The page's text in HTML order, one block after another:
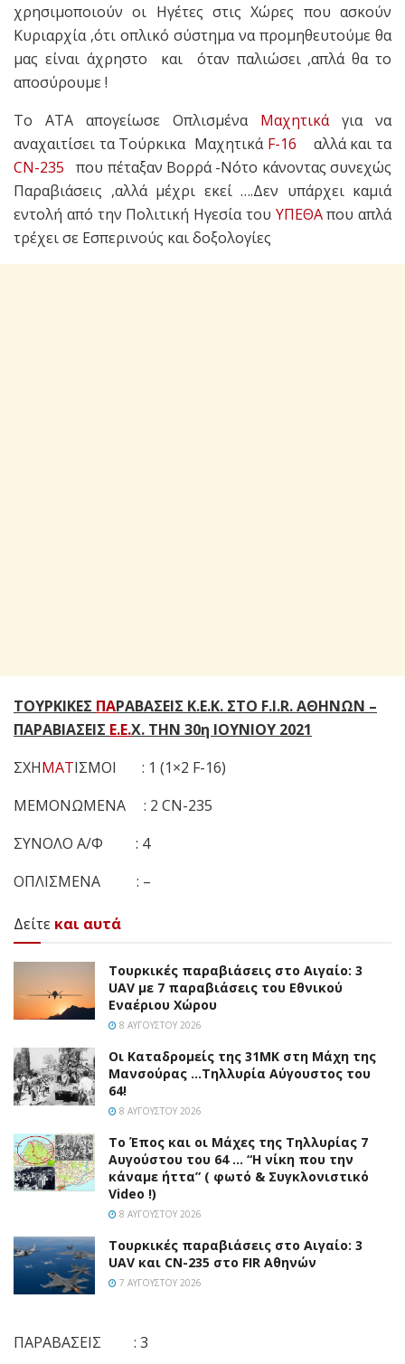
χρησιμοποιούν οι Ηγέτες στις Χώρες που ασκούν
Κυριαρχία ,ότι οπλικό σύστημα να προμηθευτούμε θα
μας είναι άχρηστο και όταν παλιώσει ,απλά θα το
αποσύρουμε !
Το ΑΤΑ απογείωσε Οπλισμένα Μαχητικάγια να
αναχαιτίσει τα Τούρκικα Μαχητικά F-16 αλλά και τα
CN-235 που πέταξαν Βορρά -Νότο κάνοντας συνεχώς
Παραβιάσεις ,αλλά μέχρι εκεί ….Δεν υπάρχει καμιά
εντολή από την Πολιτική Ηγεσία του ΥΠΕΘΑπου απλά
τρέχει σε Εσπερινούς και δοξολογίες
TΟΥΡΚΙΚΕΣ ΠΑΡΑΒΑΣΕΙΣ Κ.Ε.Κ. ΣΤΟ F.I.R. ΑΘΗΝΩΝ –
ΠΑΡΑΒΙΑΣΕΙΣ Ε.Ε.Χ. ΤΗΝ 30η ΙΟΥΝΙΟΥ 2021
ΣΧΗΜΑΤΙΣΜΟΙ : 1 (1×2 F-16)
ΜΕΜΟΝΩΜΕΝΑ : 2 CN-235
ΣΥΝΟΛΟ Α/Φ : 4
ΟΠΛΙΣΜΕΝΑ : –
Δείτε και αυτά
Τουρκικές παραβιάσεις στο Αιγαίο: 3
UAV με 7 παραβιάσεις του Εθνικού
Εναέριου Χώρου
8 ΑΥΓΟΎΣΤΟΥ 2026
Οι Καταδρομείς της 31ΜΚ στη Mάχη της
Μανσούρας …Τηλλυρία Αύγουστος του
64!
8 ΑΥΓΟΎΣΤΟΥ 2026
Το Έπος και οι Μάχες της Τηλλυρίας 7
Αυγούστου του 64 … “Η νίκη που την
κάναμε ήττα” ( φωτό & Συγκλονιστικό
Video !)
8 ΑΥΓΟΎΣΤΟΥ 2026
Τουρκικές παραβιάσεις στο Αιγαίο: 3
UAV και CN-235 στο FIR Αθηνών
7 ΑΥΓΟΎΣΤΟΥ 2026
ΠΑΡΑΒΑΣΕΙΣ : 3